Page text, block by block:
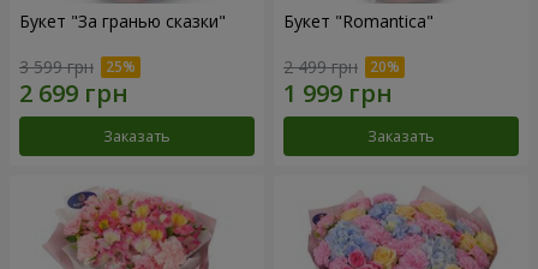
Букет "За гранью сказки"
3 599 грн
Заказать
Букет "Romantica"
2 499 грн
Заказать